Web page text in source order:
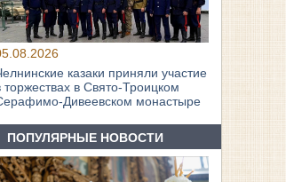
казаки приняли участие
торжествах в Свято‑Троицком
монастыре
ПОПУЛЯРНЫЕ НОВОСТИ